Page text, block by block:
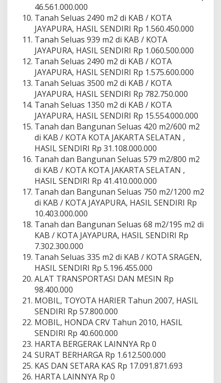
46.561.000.000
Tanah Seluas 2490 m2 di KAB / KOTA
JAYAPURA, HASIL SENDIRI Rp 1.560.450.000
Tanah Seluas 939 m2 di KAB / KOTA
JAYAPURA, HASIL SENDIRI Rp 1.060.500.000
Tanah Seluas 2490 m2 di KAB / KOTA
JAYAPURA, HASIL SENDIRI Rp 1.575.600.000
Tanah Seluas 3500 m2 di KAB / KOTA
JAYAPURA, HASIL SENDIRI Rp 782.750.000
Tanah Seluas 1350 m2 di KAB / KOTA
JAYAPURA, HASIL SENDIRI Rp 15.554.000.000
Tanah dan Bangunan Seluas 420 m2/600 m2
di KAB / KOTA KOTA JAKARTA SELATAN ,
HASIL SENDIRI Rp 31.108.000.000
Tanah dan Bangunan Seluas 579 m2/800 m2
di KAB / KOTA KOTA JAKARTA SELATAN ,
HASIL SENDIRI Rp 41.410.000.000
Tanah dan Bangunan Seluas 750 m2/1200 m2
di KAB / KOTA JAYAPURA, HASIL SENDIRI Rp
10.403.000.000
Tanah dan Bangunan Seluas 68 m2/195 m2 di
KAB / KOTA JAYAPURA, HASIL SENDIRI Rp
7.302.300.000
Tanah Seluas 335 m2 di KAB / KOTA SRAGEN,
HASIL SENDIRI Rp 5.196.455.000
ALAT TRANSPORTASI DAN MESIN Rp
98.400.000
MOBIL, TOYOTA HARIER Tahun 2007, HASIL
SENDIRI Rp 57.800.000
MOBIL, HONDA CRV Tahun 2010, HASIL
SENDIRI Rp 40.600.000
HARTA BERGERAK LAINNYA Rp 0
SURAT BERHARGA Rp 1.612.500.000
KAS DAN SETARA KAS Rp 17.091.871.693
HARTA LAINNYA Rp 0